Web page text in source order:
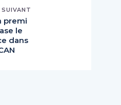
premi
le
dans